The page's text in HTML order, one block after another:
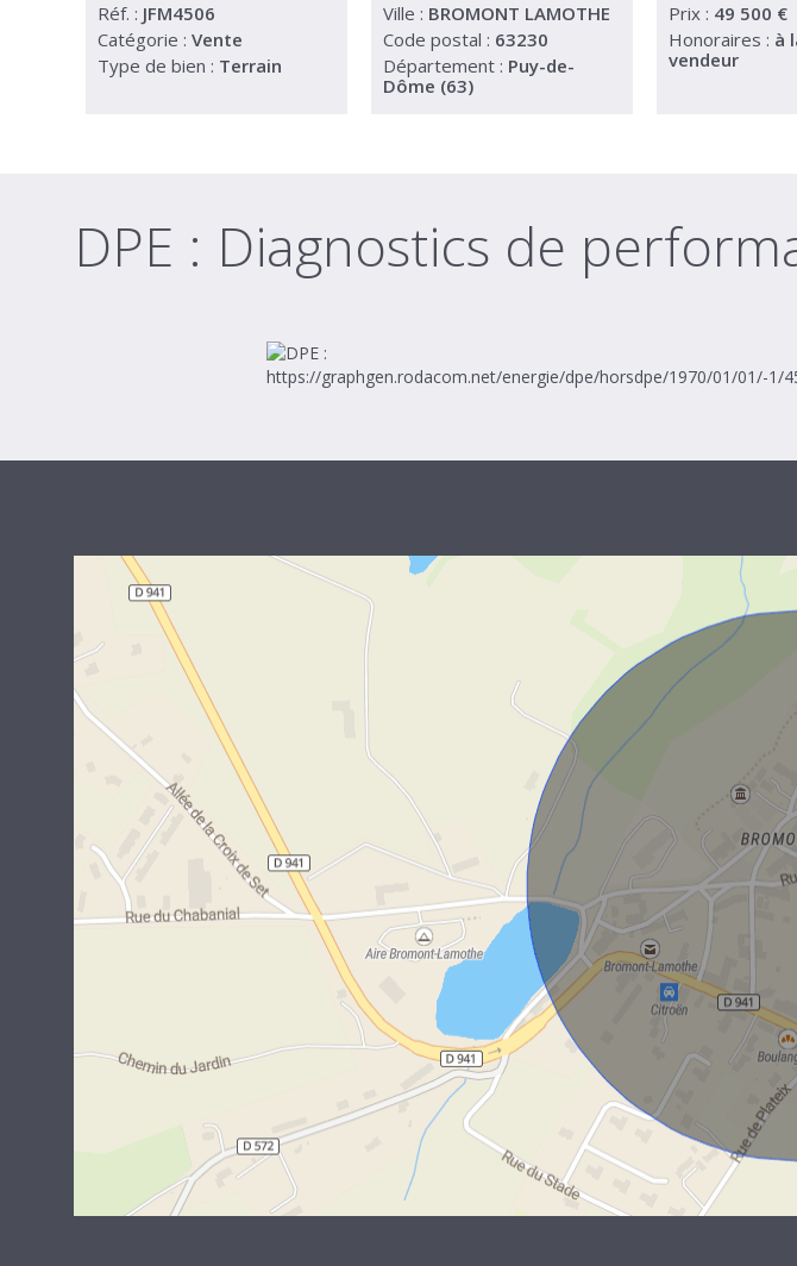
Réf. : JFM4506
Catégorie : Vente
Type de bien : Terrain
Ville : BROMONT LAMOTHE
Code postal : 63230
Département : Puy-de-
Dôme (63)
Prix : 49 500 €
Honoraires : à
vendeur
DPE : Diagnostics de